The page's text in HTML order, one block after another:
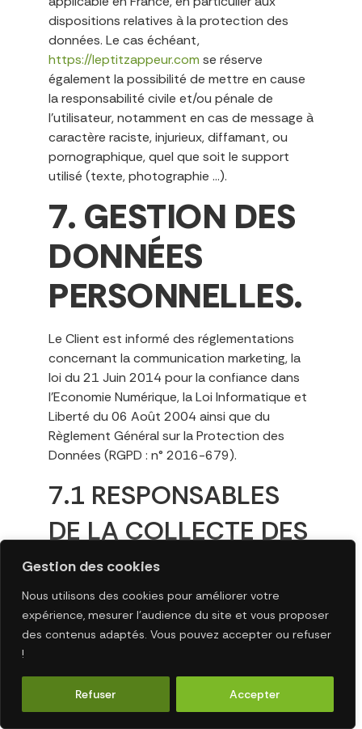
Gestion des cookies
Nous utilisons des cookies pour améliorer votre
expérience, mesurer l’audience du site et vous proposer
des contenus adaptés. Vous pouvez accepter ou refuser
!
Refuser Accepter
dispositions relatives à la protection des
données. Le cas échéant,
https://leptitzappeur.com se réserve
également la possibilité de mettre en cause
la responsabilité civile et/ou pénale de
l’utilisateur, notamment en cas de message à
caractère raciste, injurieux, diffamant, ou
pornographique, quel que soit le support
utilisé (texte, photographie …).
7. GESTION DES
DONNÉES
PERSONNELLES.
Le Client est informé des réglementations
concernant la communication marketing, la
loi du 21 Juin 2014 pour la confiance dans
l’Economie Numérique, la Loi Informatique et
Liberté du 06 Août 2004 ainsi que du
Règlement Général sur la Protection des
Données (RGPD : n° 2016-679).
7.1 RESPONSABLES
DE LA COLLECTE DES
DONNÉES
PERSONNELLES
Pour les Données Personnelles collectées
personnel de l’Utilisateur et de sa navigation
sur le Site, le responsable du traitement des